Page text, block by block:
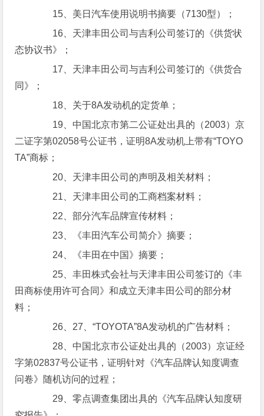
15、美日汽车使用说明书摘要（7130型）；
16、天津丰田公司与吉利公司签订的《供货状
态协议书》；
17、天津丰田公司与吉利公司签订的《供货合
同》；
18、关于8A发动机的定货单；
19、中国北京市第二公证处出具的（2003）京
二证字第02058号公证书，证明8A发动机上带有“TOYO
TA”商标；
20、天津丰田公司的声明及相关材料；
21、天津丰田公司的工商档案材料；
22、部分汽车品牌宣传材料；
23、《丰田汽车公司简介》摘要；
24、《丰田在中国》摘要；
25、丰田株式会社与天津丰田公司签订的《丰
田商标使用许可合同》和成立天津丰田公司的部分材
料；
26、27、“TOYOTA”8A发动机的广告材料；
28、中国北京市公证处出具的（2003）京证经
字第02837号公证书，证明针对《汽车品牌认知度调查
问卷》随机访问的过程；
29、零点调查集团出具的《汽车品牌认知度研